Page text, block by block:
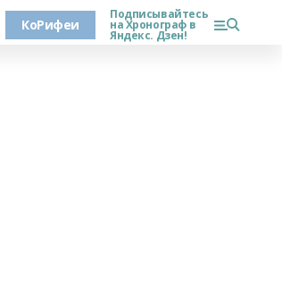
КоРифеи
Подписывайтесь
на Хронограф в
Яндекс. Дзен!